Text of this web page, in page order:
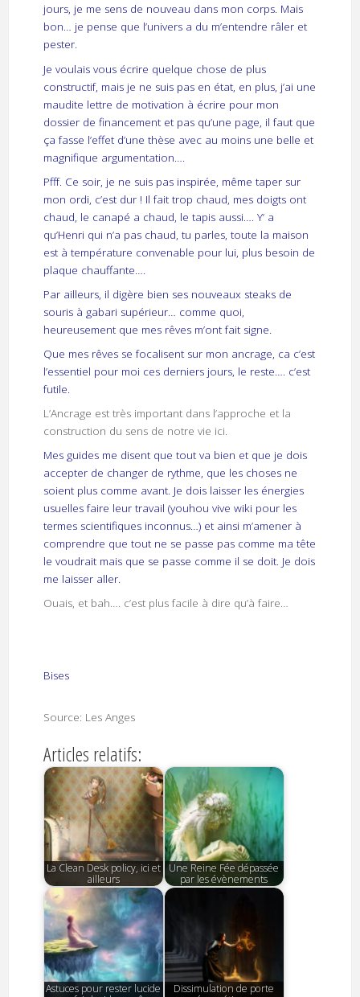
jours, je me sens de nouveau dans mon corps. Mais
bon… je pense que l’univers a du m’entendre râler et
pester.
Je voulais vous écrire quelque chose de plus
constructif, mais je ne suis pas en état, en plus, j’ai une
maudite lettre de motivation à écrire pour mon
dossier de financement et pas qu’une page, il faut que
ça fasse l’effet d’une thèse avec au moins une belle et
magnifique argumentation….
Pfff. Ce soir, je ne suis pas inspirée, même taper sur
mon ordi, c’est dur ! Il fait trop chaud, mes doigts ont
chaud, le canapé a chaud, le tapis aussi…. Y’ a
qu’Henri qui n’a pas chaud, tu parles, toute la maison
est à température convenable pour lui, plus besoin de
plaque chauffante….
Par ailleurs, il digère bien ses nouveaux steaks de
souris à gabari supérieur… comme quoi,
heureusement que mes rêves m’ont fait signe.
Que mes rêves se focalisent sur mon ancrage, ca c’est
l’essentiel pour moi ces derniers jours, le reste…. c’est
futile.
L’Ancrage est très important dans l’approche et la
construction du sens de notre vie ici.
Mes guides me disent que tout va bien et que je dois
accepter de changer de rythme, que les choses ne
soient plus comme avant. Je dois laisser les énergies
usuelles faire leur travail (youhou vive wiki pour les
termes scientifiques inconnus…) et ainsi m’amener à
comprendre que tout ne se passe pas comme ma tête
le voudrait mais que se passe comme il se doit. Je dois
me laisser aller.
Ouais, et bah…. c’est plus facile à dire qu’à faire…
Bises
Source: Les Anges
Articles relatifs:
La Clean Desk policy, ici et
ailleurs
Une Reine Fée dépassée
par les évènements
Astuces pour rester lucide
Dissimulation de porte